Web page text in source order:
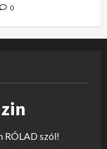
0
RÓLAD szól!